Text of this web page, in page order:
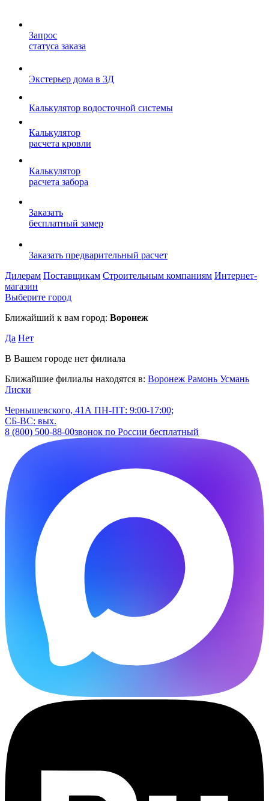
Запрос
статуса заказа
Экстерьер дома в 3Д
Калькулятор водосточной системы
Калькулятор
расчета кровли
Калькулятор
расчета забора
Заказать
бесплатный замер
Заказать предварительный расчет
Дилерам Поставщикам Строительным компаниям Интернет-
магазин
Выберите город
Ближайший к вам город: Воронеж
Да Нет
В Вашем городе нет филиала
Ближайшие филиалы находятся в: Воронеж Рамонь Усмань
Лиски
Чернышевского, 41А ПН-ПТ: 9:00-17:00;
СБ-ВС: вых.
8 (800) 500-88-00звонок по России бесплатный